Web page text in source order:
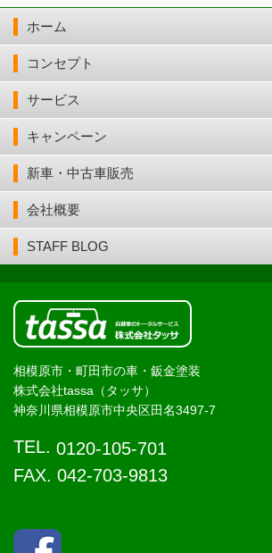
ホーム
コンセプト
サービス
キャンペーン
新車・中古車販売
会社概要
STAFF BLOG
相模原市・町田市の車・鈑金塗装
株式会社tassa（タッサ）
神奈川県相模原市中央区田名3497-7
TEL. 0120-105-701
FAX. 042-703-9813